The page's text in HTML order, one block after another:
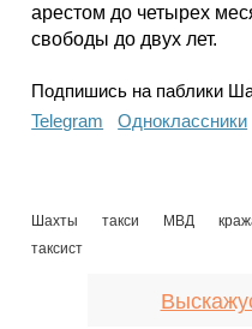
арестом до четырех
свободы до двух лет.
Подпишись на паблики
Telegram
Одноклассники
Шахты такси МВД
таксист